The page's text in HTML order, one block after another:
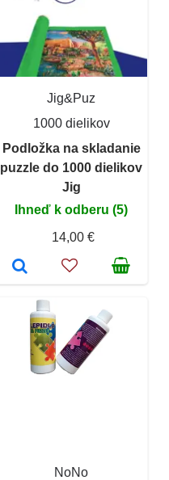
Jig&Puz
1000 dielikov
Podložka na skladanie
puzzle do 1000 dielikov
Jig
Ihneď k odberu (5)
14,00 €
NoNo